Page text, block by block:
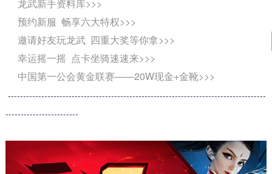
龙武新手资料库>>>
预约新服 畅享六大特权>>>
邀请好友玩龙武 四重大奖等你拿>>>
幸运摇一摇 点卡坐骑速速来>>>
中国第一公会黄金联赛——20W现金+金靴>>>
-------------------------------------------------------------------------------------
------------------------